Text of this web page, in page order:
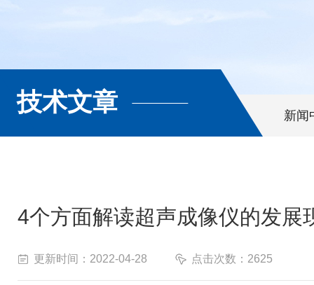
技术文章 新闻
4个方面解读超声成像仪的发展
更新时间：2022-04-28 点击次数：2625